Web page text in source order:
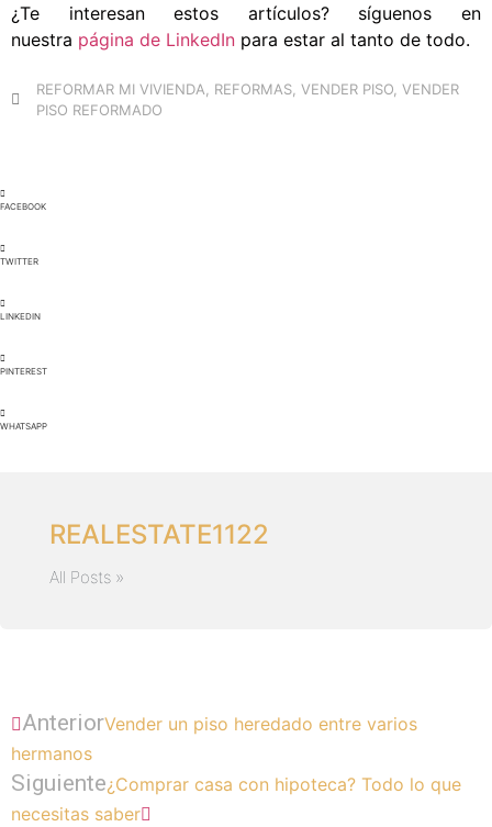
¿Te interesan estos artículos? síguenos en
nuestra página de LinkedIn para estar al tanto de todo.
REFORMAR MI VIVIENDA REFORMAS VENDER PISO VENDER
PISO REFORMADO
FACEBOOK
TWITTER
LINKEDIN
PINTEREST
WHATSAPP
REALESTATE1122
All Posts »
AnteriorVender un piso heredado entre varios
hermanos
Siguiente¿Comprar casa con hipoteca? Todo lo que
necesitas saber